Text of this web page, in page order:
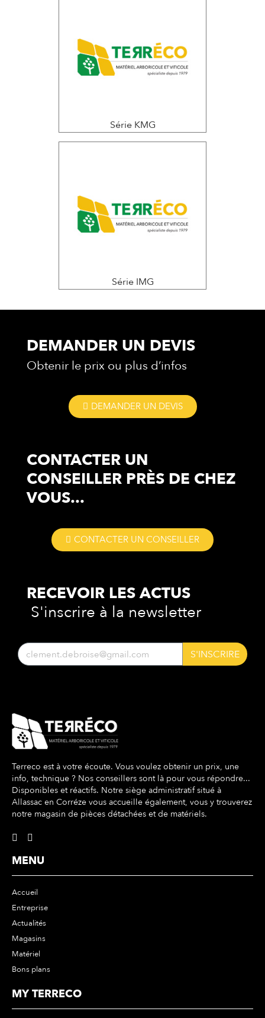
Série KMG
Série IMG
DEMANDER UN DEVIS
Obtenir le prix ou plus d’infos
DEMANDER UN DEVIS
CONTACTER UN
CONSEILLER PRÈS DE CHEZ
VOUS...
CONTACTER UN CONSEILLER
RECEVOIR LESACTUS
S'inscrire à la newsletter
S'INSCRIRE
Terreco est à votre écoute. Vous voulez obtenir un prix, une
info, technique ? Nos conseillers sont là pour vous répondre...
Disponibles et réactifs. Notre siège administratif situé à
Allassac en Corréze vous accueille également, vous y trouverez
notre magasin de pièces détachées et de matériels.
MENU
Accueil
Entreprise
Actualités
Magasins
Matériel
Bons plans
MY TERRECO